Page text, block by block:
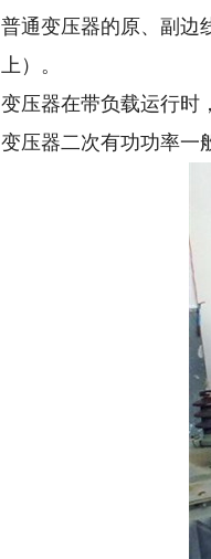
普通变压器的原、副边
上）。
变压器在带负载运行时
变压器二次有功功率一